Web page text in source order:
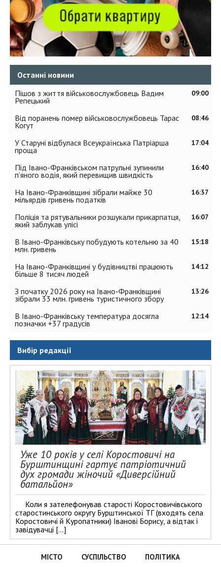
Останні новини
09:00
Пішов з життя військовослужбовець Вадим
Репецький
08:46
Від поранень помер військовослужбовець Тарас
Когут
17:04
У Старуні відбулася Всеукраїнська Патріарша
проща
16:40
Під Івано-Франківськом патрульні зупинили
п’яного водія, який перевищив швидкість
16:37
На Івано-Франківщині зібрали майже 30
мільярдів гривень податків
16:07
Поліція та рятувальники розшукали прикарпатця,
який заблукав улісі
15:18
В Івано-Франківську побудують котельню за 40
млн. гривень
14:12
На Івано-Франківщині у будівництві працюють
більше 8 тисяч людей
13:26
З початку 2026 року на Івано-Франківщині
зібрали 33 млн. гривень туристичного збору
12:14
В Івано-Франківську температура досягла
позначки +37 градусів
Вибір редакції
Уже 10 років у селі Коростовичі на
Бурштинщині гартує патріотичний
дух громади жіночий «Диверсійний
батальйон»
Коли я зателефонував старості Коростовичівського
старостинського округу Бурштинської ТГ (входять села
Коростовичі й Куропатники) Іванові Борису, а відтак і
завідувачці […]
МІСТО СУСПІЛЬСТВО ПОЛІТИКА